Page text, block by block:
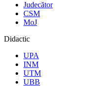
Judecător
CSM
MoJ
Didactic
UPA
INM
UTM
UBB